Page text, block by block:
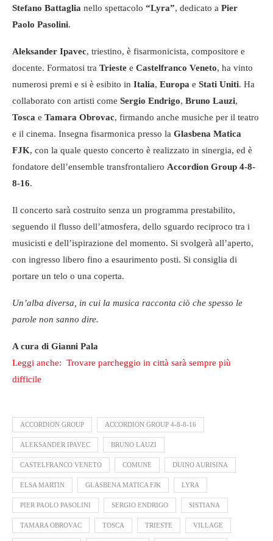
Stefano Battaglia nello spettacolo “Lyra”, dedicato a Pier
Paolo Pasolini.
Aleksander Ipavec, triestino, è fisarmonicista, compositore e
docente. Formatosi tra Trieste e Castelfranco Veneto, ha vinto
numerosi premi e si è esibito in Italia, Europa e Stati Uniti. Ha
collaborato con artisti come Sergio Endrigo, Bruno Lauzi,
Tosca e Tamara Obrovac, firmando anche musiche per il teatro
e il cinema. Insegna fisarmonica presso la Glasbena Matica
FJK, con la quale questo concerto è realizzato in sinergia, ed è
fondatore dell’ensemble transfrontaliero Accordion Group 4-8-
8-16.
Il concerto sarà costruito senza un programma prestabilito,
seguendo il flusso dell’atmosfera, dello sguardo reciproco tra i
musicisti e dell’ispirazione del momento. Si svolgerà all’aperto,
con ingresso libero fino a esaurimento posti. Si consiglia di
portare un telo o una coperta.
Un’alba diversa, in cui la musica racconta ciò che spesso le
parole non sanno dire.
A cura di Gianni Pala
Leggi anche: Trovare parcheggio in città sarà sempre più
difficile
ACCORDION GROUP ACCORDION GROUP 4-8-8-16
ALEKSANDER IPAVEC BRUNO LAUZI
CASTELFRANCO VENETO COMUNE DUINO AURISINA
ELSA MARTIN GLASBENA MATICA FJK LYRA
PIER PAOLO PASOLINI SERGIO ENDRIGO SISTIANA
TAMARA OBROVAC TOSCA TRIESTE VILLAGE